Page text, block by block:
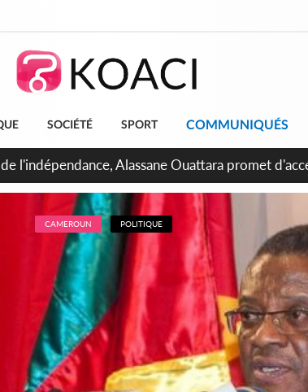
SOCIÉTÉ SPORT COMMUNIQUÉS
Oury Bah admire le modèle ivoirien et veut s'en
CAMEROUN POLITIQUE